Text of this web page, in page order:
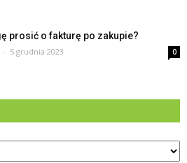
prosić o fakturę po zakupie?
- 5 grudnia 2023 0